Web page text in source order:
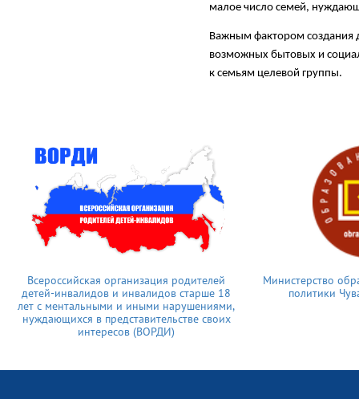
малое число семей,
Важным фактором создания
возможных бытовых и
к семьям целевой группы.
Всероссийская организация родителей
детей-инвалидов и инвалидов старше 18
лет с ментальными и иными нарушениями,
нуждающихся в представительстве своих
интересов (ВОРДИ)
Министерство
политики